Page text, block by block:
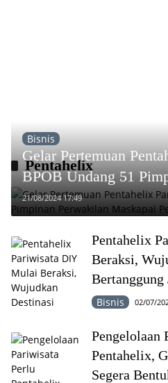
Pentahelix
Bisnis
Gelar Pertemuan
BPOB Undang 51
Maskapai Penerbangan
21/08/2024 17:49
Pentahelix
Beraksi,
Bertanggung
Bisnis 02/07/
Pengelolaan
Pentahelix,
Segera